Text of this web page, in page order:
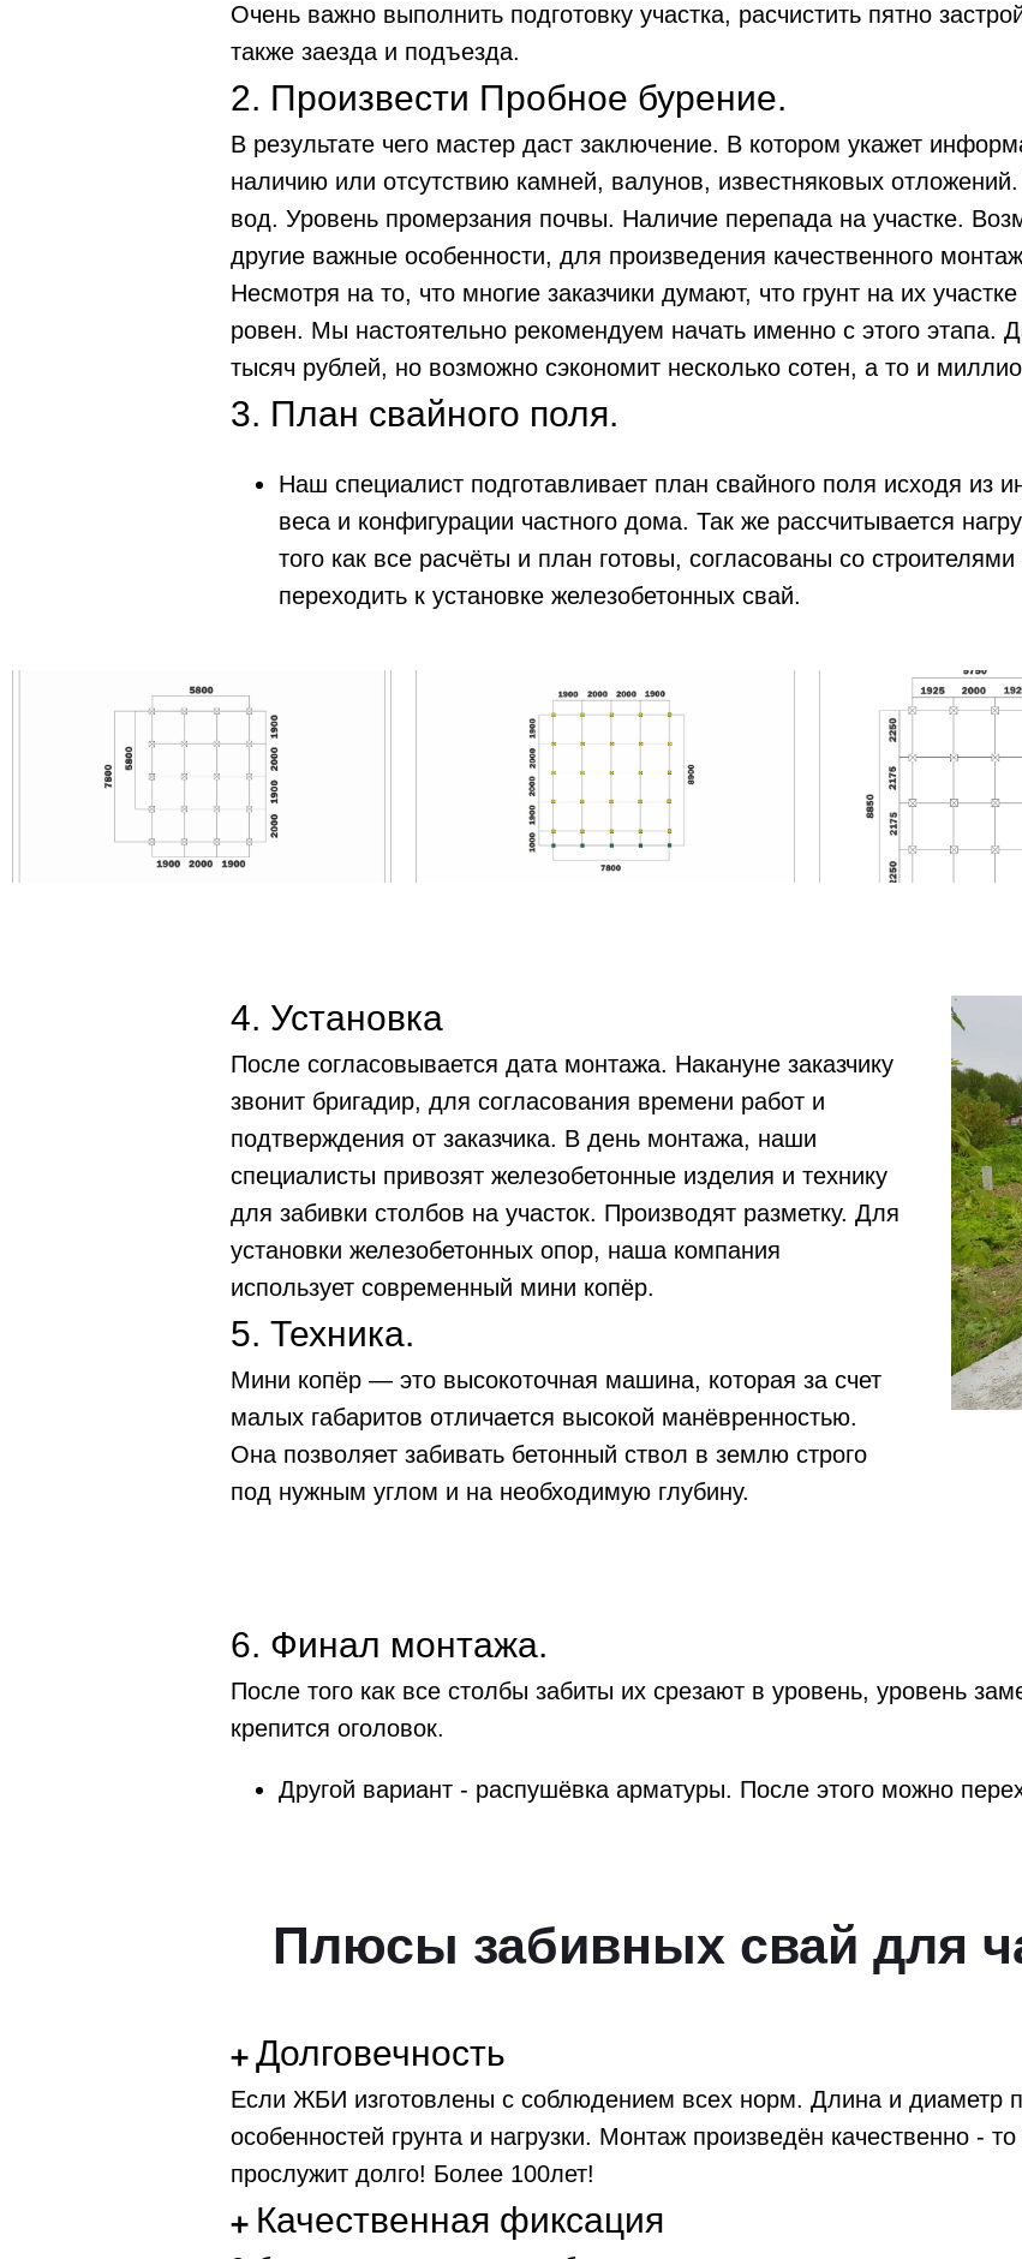
Очень важно выполнить подготовку участка, расчистить пятно
также заезда и подъезда.
2. Произвести Пробное бурение.
В результате чего мастер даст заключение. В котором укажет
наличию или отсутствию камней, валунов, известняковых
вод. Уровень промерзания почвы. Наличие перепада на участке.
другие важные особенности, для произведения качественного
Несмотря на то, что многие заказчики думают, что грунт на их
ровен. Мы настоятельно рекомендуем начать именно с этого этапа.
тысяч рублей, но возможно сэкономит несколько сотен, а то и
3. План свайного поля.
Наш специалист подготавливает план свайного поля исходя из
веса и конфигурации частного дома. Так же рассчитывается
того как все расчёты и план готовы, согласованы со
переходить к установке железобетонных свай.
4. Установка
После согласовывается дата монтажа. Накануне заказчику
звонит бригадир, для согласования времени работ и
подтверждения от заказчика. В день монтажа, наши
специалисты привозят железобетонные изделия и технику
для забивки столбов на участок. Производят разметку. Для
установки железобетонных опор, наша компания
использует современный мини копёр.
5. Техника.
Мини копёр — это высокоточная машина, которая за счет
малых габаритов отличается высокой манёвренностью.
Она позволяет забивать бетонный ствол в землю строго
под нужным углом и на необходимую глубину.
6. Финал монтажа.
После того как все столбы забиты их срезают в уровень, уровень
крепится оголовок.
Другой вариант - распушёвка арматуры. После этого можно
Плюсы забивных свай для
➕ Долговечность
Если ЖБИ изготовлены с соблюдением всех норм. Длина и диаметр
особенностей грунта и нагрузки. Монтаж произведён качественно -
прослужит долго! Более 100лет!
➕ Качественная фиксация